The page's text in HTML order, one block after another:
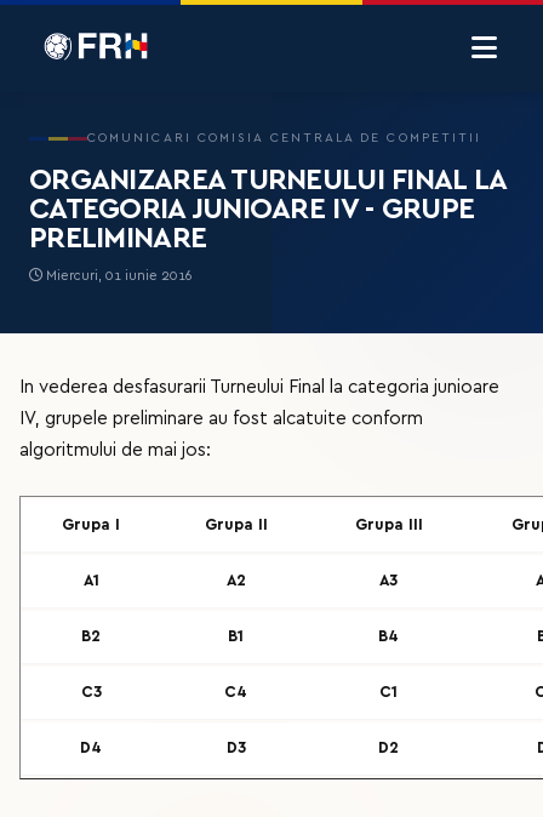
COMUNICARI COMISIA CENTRALA DE COMPETITII
ORGANIZAREA TURNEULUI FINAL LA
CATEGORIA JUNIOARE IV - GRUPE
PRELIMINARE
Miercuri, 01 iunie 2016
In vederea desfasurarii Turneului Final la categoria junioare
IV, grupele preliminare au fost alcatuite conform
algoritmului de mai jos:
Grupa I Grupa II Grupa III
A1 A2 A3
B2 B1 B4
C3 C4 C1
D4 D3 D2